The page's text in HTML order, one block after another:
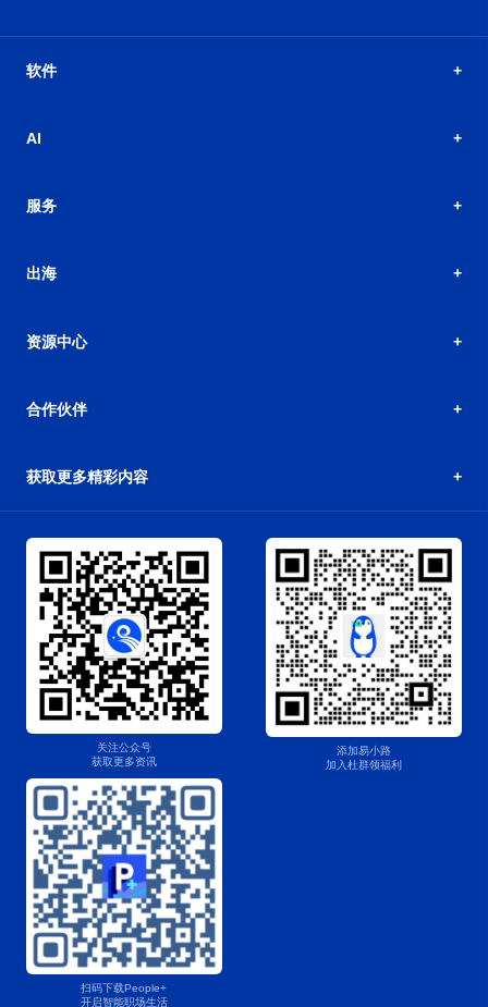
软件
AI
服务
出海
资源中心
合作伙伴
获取更多精彩内容
关注公众号
获取更多资讯
添加易小路
加入杜群领福利
扫码下载People+
开启智能职场生活